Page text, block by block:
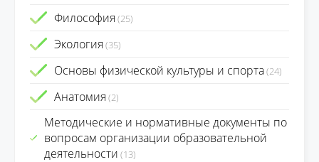
Философия (25)
Экология (35)
Основы физической культуры и спорта(24)
Анатомия (2)
Методические и нормативные документы по
вопросам организации образовательной
деятельности (13)